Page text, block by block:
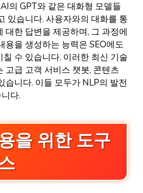
의 GPT와 같은 대화형 모델들
있습니다. 사용자와의 대화를 통
대한 답변을 제공하며, 그 과정에
용을 생성하는 능력은 SEO에도
수 있습니다. 이러한 최신 기술
고급 고객 서비스 챗봇, 콘텐츠
습니다. 이들 모두가 NLP의 발전
다.
을 위한 도구